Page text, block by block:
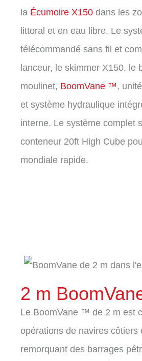
la Écumoire X150 dans les
littoral et en eau libre. Le
télécommandé sans fil et
lanceur, le skimmer X150, le
moulinet, BoomVane ™,
et système hydraulique
interne. Le système complet
conteneur 20ft High Cube
mondiale rapide.
2 m
Le BoomVane ™ de 2 m est
opérations de navires côtiers
remorquant des barrages